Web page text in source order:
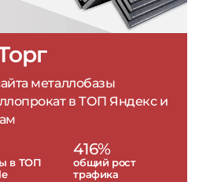
металлобазы
в ТОП Яндекс и
в ТОП
416%
общий рост
трафика